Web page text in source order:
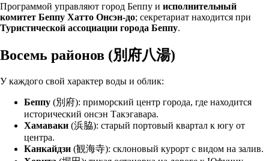
Программой управляют город Беппу и исполнительный
комитет Беппу Хатто Онсэн-до; секретариат находится при
Туристической ассоциации города Беппу.
Восемь районов (別府八湯)
У каждого свой характер воды и облик:
Беппу (別府): приморский центр города, где находится
исторический онсэн Такэгавара.
Хамаваки (浜脇): старый портовый квартал к югу от
центра.
Канкайдзи (観海寺): склоновый курорт с видом на залив.